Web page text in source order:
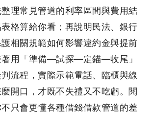
理常見管道的利率區間與費用結
格算給你看；再說明民法、銀行
相關規範如何影響違約金與提前
著用「準備—試探—定錨—收尾」
流程，實際示範電話、臨櫃與線
麼開口，才既不失禮又不吃虧。閱
只會更懂各種借錢借款管道的差